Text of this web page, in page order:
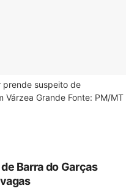
prende suspeito de
Várzea Grande Fonte: PM/MT
Barra do Garças